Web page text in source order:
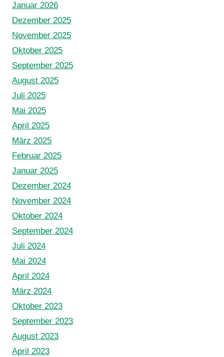
Januar 2026
Dezember 2025
November 2025
Oktober 2025
September 2025
August 2025
Juli 2025
Mai 2025
April 2025
März 2025
Februar 2025
Januar 2025
Dezember 2024
November 2024
Oktober 2024
September 2024
Juli 2024
Mai 2024
April 2024
März 2024
Oktober 2023
September 2023
August 2023
April 2023